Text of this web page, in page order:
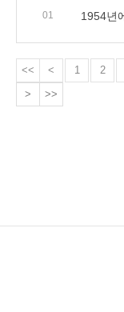
01 1954년
<< < 1 2
>
>>